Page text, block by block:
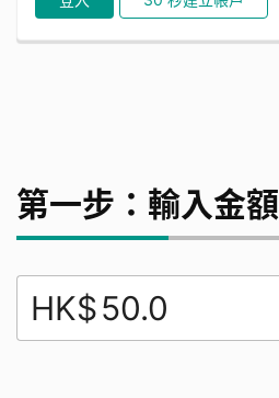
第一步：輸入金額
HK$